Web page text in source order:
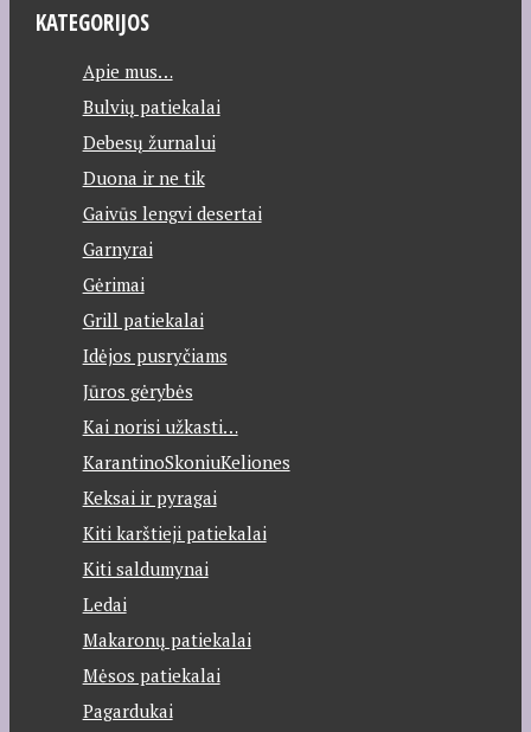
KATEGORIJOS
Apie mus…
Bulvių patiekalai
Debesų žurnalui
Duona ir ne tik
Gaivūs lengvi desertai
Garnyrai
Gėrimai
Grill patiekalai
Idėjos pusryčiams
Jūros gėrybės
Kai norisi užkasti…
KarantinoSkoniuKeliones
Keksai ir pyragai
Kiti karštieji patiekalai
Kiti saldumynai
Ledai
Makaronų patiekalai
Mėsos patiekalai
Pagardukai